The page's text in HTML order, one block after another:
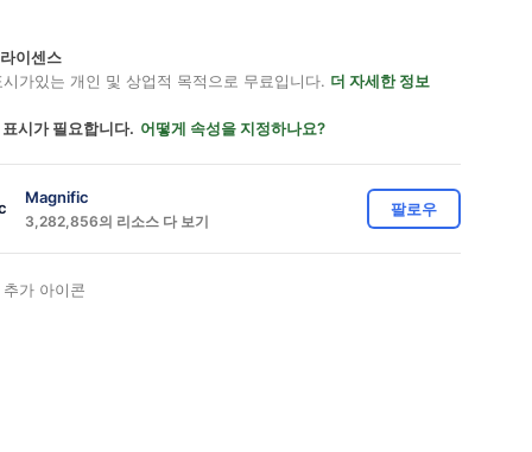
이센스
가있는 개인 및 상업적 목적으로 무료입니다. 더 자세한 정보
시가 필요합니다. 어떻게 속성을 지정하나요?
Magnific
3,282,856의 리소스 다 보기
팔로우
가 아이콘